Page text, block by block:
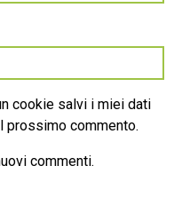
cookie salvi i miei dati
prossimo commento.
commenti.